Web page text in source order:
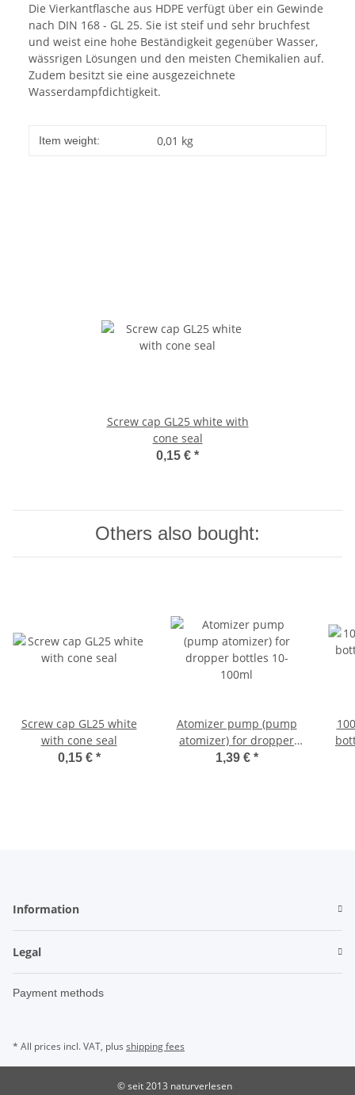
Die Vierkantflasche aus HDPE verfügt über ein Gewinde
nach DIN 168 - GL 25. Sie ist steif und sehr bruchfest
und weist eine hohe Beständigkeit gegenüber Wasser,
wässrigen Lösungen und den meisten Chemikalien auf.
Zudem besitzt sie eine ausgezeichnete
Wasserdampfdichtigkeit.
Item weight: 0,01 kg
Screw cap GL25 white with
cone seal
0,15 € *
Others also bought:
Screw cap GL25 white
with cone seal
0,15 € *
Atomizer pump (pump
atomizer) for dropper
bottles 10-100ml
1,39 € *
Information
Legal
Payment methods
* All prices incl. VAT, plus shipping fees
© seit 2013 naturverlesen